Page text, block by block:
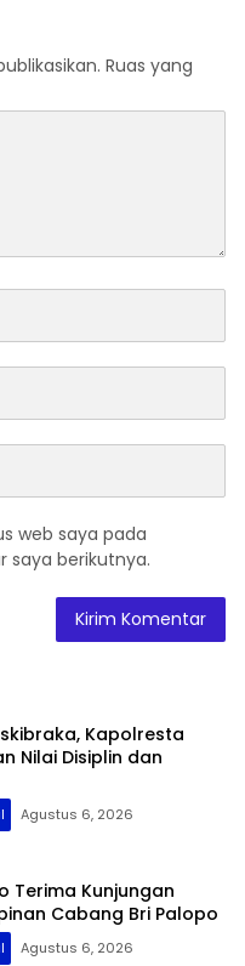
Ruas yang
web saya pada
saya berikutnya.
Kapolresta
Nilai Disiplin dan
Agustus 6, 2026
Terima Kunjungan
Cabang Bri Palopo
Agustus 6, 2026